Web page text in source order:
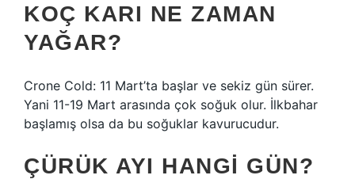
KOÇ KARI NE ZAMAN
YAĞAR?
Crone Cold: 11 Mart’ta başlar ve sekiz gün sürer.
Yani 11-19 Mart arasında çok soğuk olur. İlkbahar
başlamış olsa da bu soğuklar kavurucudur.
ÇÜRÜK AYI HANGI GÜN?